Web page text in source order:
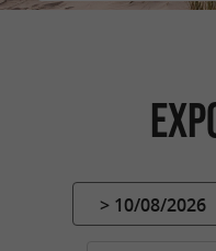
> 10/08/2026